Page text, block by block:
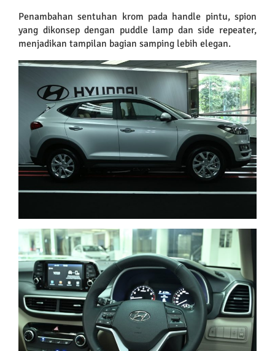
Penambahan sentuhan krom pada handle pintu, spion
yang dikonsep dengan puddle lamp dan side repeater,
menjadikan tampilan bagian samping lebih elegan.